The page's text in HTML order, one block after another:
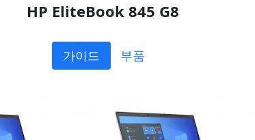
HP EliteBook 845 G8
가이드 부품